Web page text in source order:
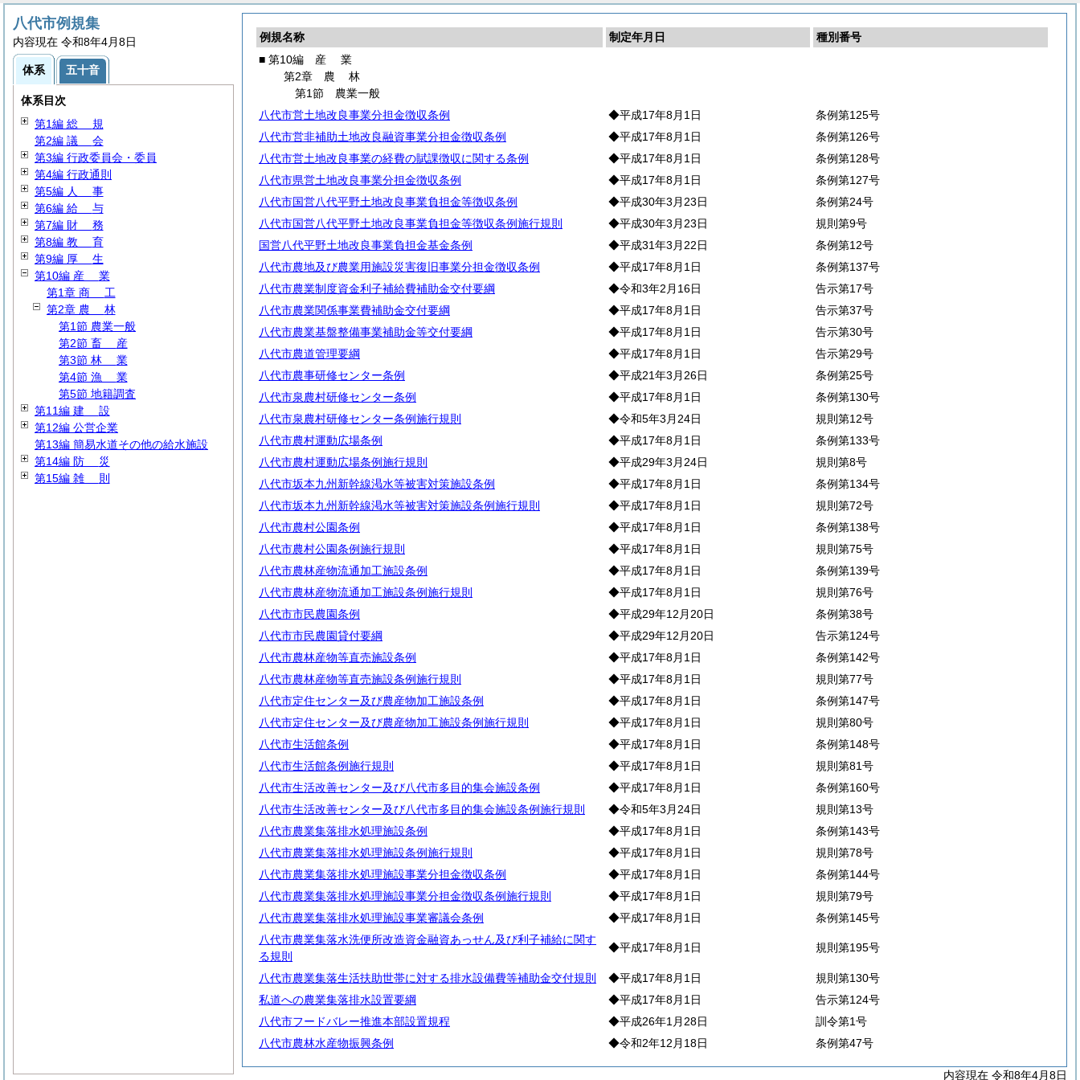
例規名称 制定年月日
種別番号
■ 第10編 産 業
第2章 農林
第1節 農業一般
八代市営土地改良事業分担金徴収条例
◆平成17年8月1日
条例第125号
八代市営非補助土地改良融資事業分担金徴収条例
◆平成17年8月1日
条例第126号
八代市営土地改良事業の経費の賦課徴収に関する条例
◆平成17年8月1日
条例第128号
八代市県営土地改良事業分担金徴収条例
◆平成17年8月1日
条例第127号
八代市国営八代平野土地改良事業負担金等徴収条例
◆平成30年3月23日
条例第24号
八代市国営八代平野土地改良事業負担金等徴収条例施行規則
◆平成30年3月23日
規則第9号
国営八代平野土地改良事業負担金基金条例
◆平成31年3月22日
条例第12号
八代市農地及び農業用施設災害復旧事業分担金徴収条例
◆平成17年8月1日
条例第137号
八代市農業制度資金利子補給費補助金交付要綱
◆令和3年2月16日
告示第17号
八代市農業関係事業費補助金交付要綱
◆平成17年8月1日
告示第37号
八代市農業基盤整備事業補助金等交付要綱
◆平成17年8月1日
告示第30号
八代市農道管理要綱
◆平成17年8月1日
告示第29号
八代市農事研修センター条例
◆平成21年3月26日
条例第25号
八代市泉農村研修センター条例
◆平成17年8月1日
条例第130号
八代市泉農村研修センター条例施行規則
◆令和5年3月24日
規則第12号
八代市農村運動広場条例
◆平成17年8月1日
条例第133号
八代市農村運動広場条例施行規則
◆平成29年3月24日
規則第8号
八代市坂本九州新幹線渇水等被害対策施設条例
◆平成17年8月1日
条例第134号
八代市坂本九州新幹線渇水等被害対策施設条例施行規則
◆平成17年8月1日
規則第72号
八代市農村公園条例
◆平成17年8月1日
条例第138号
八代市農村公園条例施行規則
◆平成17年8月1日
規則第75号
八代市農林産物流通加工施設条例
◆平成17年8月1日
条例第139号
八代市農林産物流通加工施設条例施行規則
◆平成17年8月1日
規則第76号
八代市市民農園条例
◆平成29年12月20日
条例第38号
八代市市民農園貸付要綱
◆平成29年12月20日
告示第124号
八代市農林産物等直売施設条例
◆平成17年8月1日
条例第142号
八代市農林産物等直売施設条例施行規則
◆平成17年8月1日
規則第77号
八代市定住センター及び農産物加工施設条例
◆平成17年8月1日
条例第147号
八代市定住センター及び農産物加工施設条例施行規則
◆平成17年8月1日
規則第80号
八代市生活館条例
◆平成17年8月1日
条例第148号
八代市生活館条例施行規則
◆平成17年8月1日
規則第81号
八代市生活改善センター及び八代市多目的集会施設条例
◆平成17年8月1日
条例第160号
八代市生活改善センター及び八代市多目的集会施設条例施行規則
◆令和5年3月24日
規則第13号
八代市農業集落排水処理施設条例
◆平成17年8月1日
条例第143号
八代市農業集落排水処理施設条例施行規則
◆平成17年8月1日
規則第78号
八代市農業集落排水処理施設事業分担金徴収条例
◆平成17年8月1日
条例第144号
八代市農業集落排水処理施設事業分担金徴収条例施行規則
◆平成17年8月1日
規則第79号
八代市農業集落排水処理施設事業審議会条例
◆平成17年8月1日
条例第145号
八代市農業集落水洗便所改造資金融資あっせん及び利子補給に関す
る規則
◆平成17年8月1日 規則第195号
八代市農業集落生活扶助世帯に対する排水設備費等補助金交付規則 ◆平成17年8月1日
規則第130号
私道への農業集落排水設置要綱
◆平成17年8月1日
告示第124号
八代市フードバレー推進本部設置規程
◆平成26年1月28日
訓令第1号
八代市農林水産物振興条例
◆令和2年12月18日 条例第47号
内容現在 令和8年4月8日
八代市例規集
内容現在 令和8年4月8日
体系 五十音
体系目次
第1編 総 規
第2編 議 会
第3編 行政委員会・委員
第4編 行政通則
第5編 人 事
第6編 給 与
第7編 財 務
第8編 教 育
第9編 厚 生
第10編 産 業
第1章 商 工
第2章 農 林
第1節 農業一般
第2節 畜 産
第3節 林 業
第4節 漁 業
第5節 地籍調査
第11編 建 設
第12編 公営企業
第13編 簡易水道その他の給水施設
第14編 防 災
第15編 雑 則